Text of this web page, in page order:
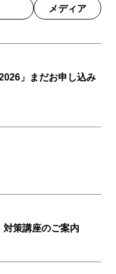
メディア
」まだお申し込み
策講座のご案内